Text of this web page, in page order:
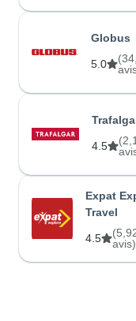
Globus
5.0
4.5
Expat
Travel
4.5
avis)